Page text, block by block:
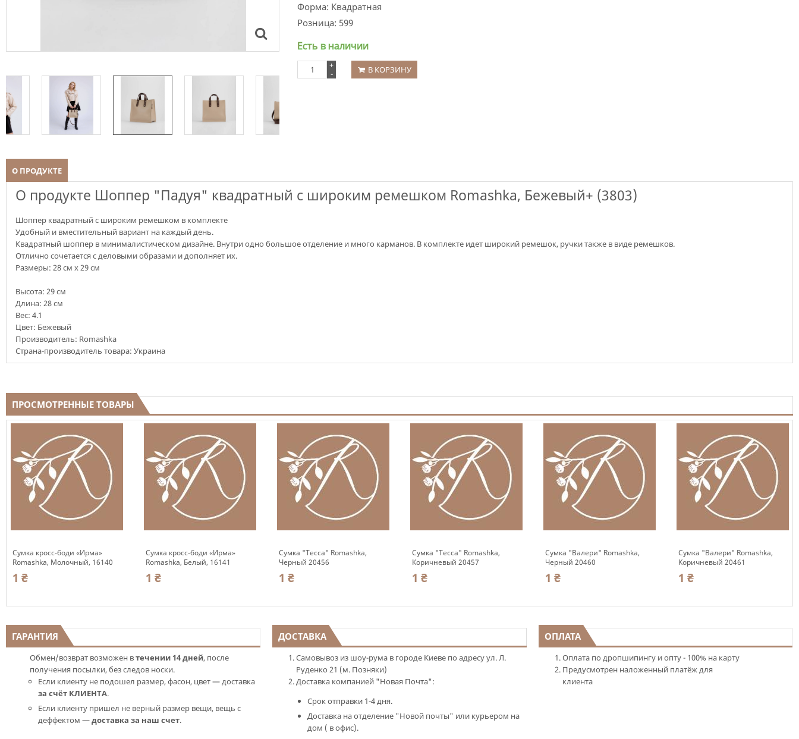
Форма: Квадратная
Розница: 599
Есть в наличии
+
-
В КОРЗИНУ
О ПРОДУКТЕ
О продукте Шоппер "Падуя" квадратный с широким ремешком Romashka, Бежевый+ (3803)
Шоппер квадратный с широким ремешком в комплекте
Удобный и вместительный вариант на каждый день.
Квадратный шоппер в минималистическом дизайне. Внутри одно большое отделение и много карманов. В комплекте идет широкий ремешок, ручки также в виде ремешков.
Отлично сочетается с деловыми образами и дополняет их.
Размеры: 28 см х 29 см
Высота: 29 см
Длина: 28 см
Вес: 4.1
Цвет: Бежевый
Производитель: Romashka
Страна-производитель товара: Украина
ПРОСМОТРЕННЫЕ ТОВАРЫ
Сумка кросс-боди «Ирма»
Romashka, Молочный, 16140
1 ₴
Сумка кросс-боди «Ирма»
Romashka, Белый, 16141
1 ₴
Сумка "Тесса" Romashka,
Черный 20456
1 ₴
Сумка "Тесса" Romashka,
Коричневый 20457
1 ₴
Сумка "Валери" Romashka,
Черный 20460
1 ₴
Сумка "Валери" Romashka,
Коричневый 20461
1 ₴
ГАРАНТИЯ
Обмен/возврат возможен втечении 14 дней, после
получения посылки, без следов носки.
Если клиенту не подошел размер, фасон, цвет — доставка
за счёт КЛИЕНТА.
Если клиенту пришел не верный размер вещи, вещь с
деффектом —доставка за наш счет.
ДОСТАВКА
Самовывоз из шоу-рума в городе Киеве по адресу ул. Л.
Руденко 21 (м. Позняки)
Доставка компанией "Новая Почта":
Срок отправки 1-4 дня.
Доставка на отделение "Новой почты" или курьером на
дом ( в офис).
ОПЛАТА
Оплата по дропшипингу и опту - 100% на карту
Предусмотрен наложенный платёж для
клиента